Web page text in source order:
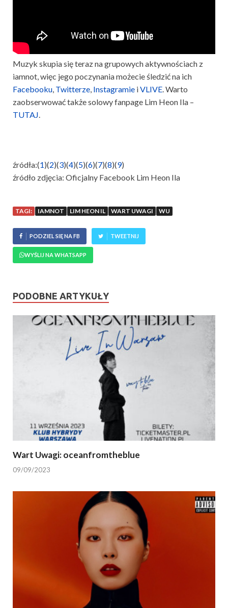
Muzyk skupia się teraz na grupowych aktywnościach z
iamnot, więc jego poczynania możecie śledzić na ich
Facebooku, Twitterze, Instagramie iVLIVE. Warto
zaobserwować także solowy fanpage Lim Heon Ila –
TUTAJ.
źródła:(1)(2)(3)(4)(5)(6)(7)(8)(9)
źródło zdjęcia: Oficjalny Facebook Lim Heon Ila
TAGI: IAMNOT LIM HEON IL WART UWAGI WU
PODZIEL SIĘ NA FB TWEETNIJ
WYŚLIJ NA WHATSAPP
PODOBNE ARTYKUŁY
Wart Uwagi: oceanfromtheblue
09/09/2023